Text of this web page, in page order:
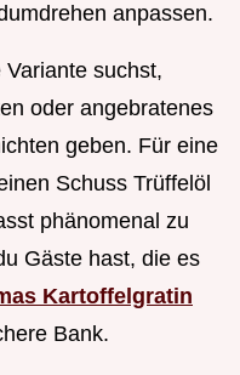
anpassen.
suchst,
oder angebratenes
geben. Für eine
Schuss Trüffelöl
phänomenal zu
Gäste hast, die es
Kartoffelgratin
Bank.